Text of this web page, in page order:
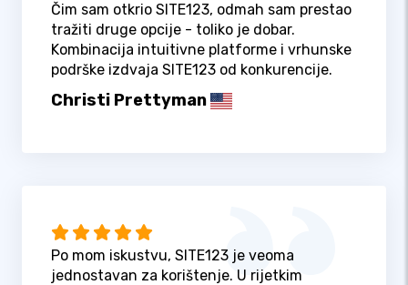
Čim sam otkrio SITE123, odmah sam prestao
tražiti druge opcije - toliko je dobar.
Kombinacija intuitivne platforme i vrhunske
podrške izdvaja SITE123 od konkurencije.
Christi Prettyman
Po mom iskustvu, SITE123 je veoma
jednostavan za korištenje. U rijetkim